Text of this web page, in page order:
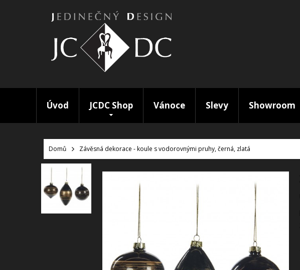
Úvod JCDC Shop Vánoce Slevy Showroom
Domů Závěsná dekorace - koule s vodorovnými pruhy, černá, zlatá